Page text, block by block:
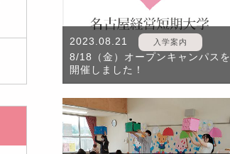
2023.08.21 入学案内
8/18（金）オープンキャンパスを
開催しました！